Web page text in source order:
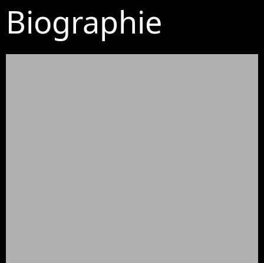
Biographie